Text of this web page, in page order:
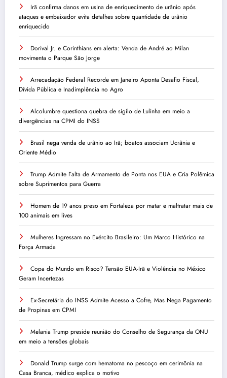
Irã confirma danos em usina de enriquecimento de urânio após
ataques e embaixador evita detalhes sobre quantidade de urânio
enriquecido
Dorival Jr. e Corinthians em alerta: Venda de André ao Milan
movimenta o Parque São Jorge
Arrecadação Federal Recorde em Janeiro Aponta Desafio Fiscal,
Dívida Pública e Inadimplência no Agro
Alcolumbre questiona quebra de sigilo de Lulinha em meio a
divergências na CPMI do INSS
Brasil nega venda de urânio ao Irã; boatos associam Ucrânia e
Oriente Médio
Trump Admite Falta de Armamento de Ponta nos EUA e Cria Polêmica
sobre Suprimentos para Guerra
Homem de 19 anos preso em Fortaleza por matar e maltratar mais de
100 animais em lives
Mulheres Ingressam no Exército Brasileiro: Um Marco Histórico na
Força Armada
Copa do Mundo em Risco? Tensão EUA-Irã e Violência no México
Geram Incertezas
Ex-Secretária do INSS Admite Acesso a Cofre, Mas Nega Pagamento
de Propinas em CPMI
Melania Trump preside reunião do Conselho de Segurança da ONU
em meio a tensões globais
Donald Trump surge com hematoma no pescoço em cerimônia na
Casa Branca, médico explica o motivo